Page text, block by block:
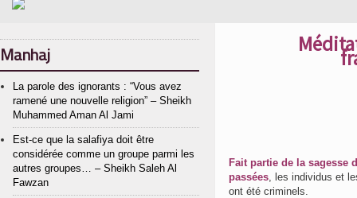
Fait partie de la sagesse
passées, les individus et
ont été criminels.
Manhaj
La parole des ignorants : “Vous avez
ramené une nouvelle religion” – Sheikh
Muhammed Aman Al Jami
Est-ce que la salafiya doit être
considérée comme un groupe parmi les
autres groupes… – Sheikh Saleh Al
Fawzan